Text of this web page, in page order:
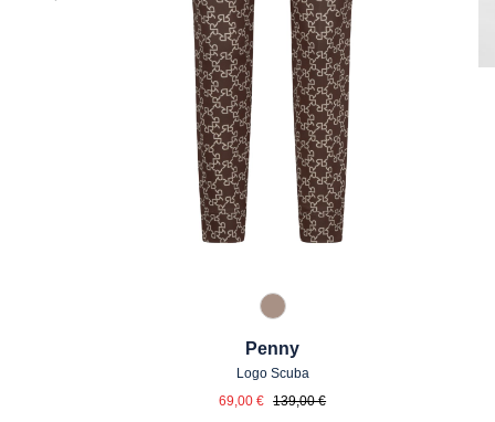
61 Braun gemustert
Penny
Logo Scuba
Verkaufspreis:
69,00 € Regulärer Preis:
139,00 €